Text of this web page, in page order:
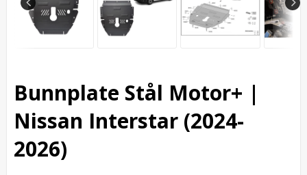
Bunnplate Stål Motor+ |
Nissan Interstar (2024-
2026)